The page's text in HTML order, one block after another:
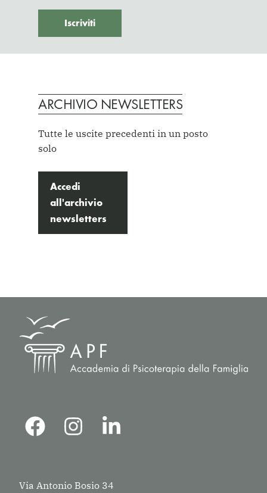
ARCHIVIO NEWSLETTERS
Tutte le uscite precedenti in un posto
solo
Accedi
all'archivio
newsletters
Via Antonio Bosio 34